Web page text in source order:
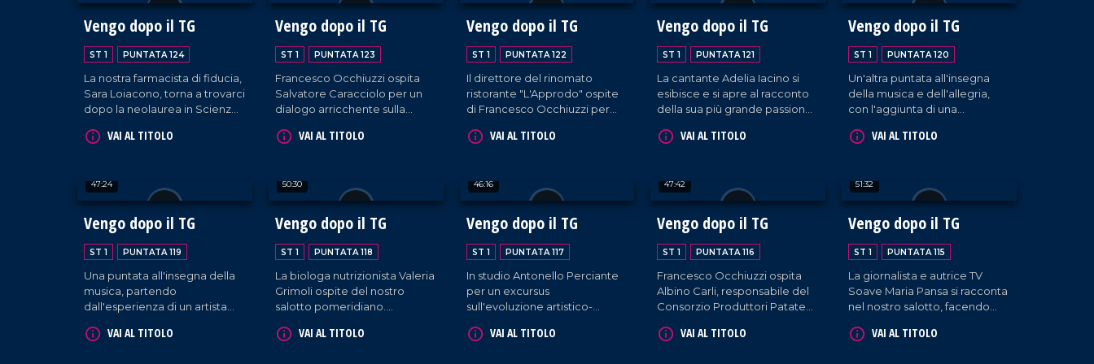
dell'editore Domenico Maduli.
Pagano. In collegamento, la
voce di RTL 102.5 Armando
Piccolillo.
casa, Francesco Occhiuzzi.
Vengo dopo il TG
ST 1 PUNTATA 124
La nostra farmacista di fiducia,
Sara Loiacono, torna a trovarci
dopo la neolaurea in Scienze
darci ulteriori consigli di salute!
dalla coppia Sorrentino-
Pagano e quelli suonati da DJ
EL Dan, il poeta della musica.
VAI AL TITOLO
Vengo dopo il TG
ST 1 PUNTATA 123
Francesco Occhiuzzi ospita
Salvatore Caracciolo per un
dialogo arricchente sulla
particolare sulla trasmissione
dall'intervento di Antonella
Grippo.
VAI AL TITOLO
Vengo dopo il TG
ST 1 PUNTATA 122
Il direttore del rinomato
ristorante "L'Approdo" ospite
di Francesco Occhiuzzi per
dell'eccellenza gastronomica
Dan e di Letizia Pagano,
questa volta accompagnata al
piano da Rosella Facciuolo.
VAI AL TITOLO
Vengo dopo il TG
ST 1 PUNTATA 121
La cantante Adelia Iacino si
esibisce e si apre al racconto
della sua più grande passione
le diverse esperienze
dalla conduzione tv e
radiofonica, al giornalismo, alla
musica.
VAI AL TITOLO
Vengo dopo il TG
ST 1 PUNTATA 120
Un'altra puntata all'insegna
della musica e dell'allegria,
con l'aggiunta di una
Franco Malizia,
sua carriera nel campo
dell'imprenditoria calabrese.
VAI AL TITOLO
47:24
Vengo dopo il TG
ST 1 PUNTATA 119
Una puntata all'insegna della
musica, partendo
dall'esperienza di un artista
musicista Santino Cardamone
VAI AL TITOLO
50:30
Vengo dopo il TG
ST 1 PUNTATA 118
La biologa nutrizionista Valeria
Grimoli ospite del nostro
salotto pomeridiano.
musicali a cura del maestro
VAI AL TITOLO
46:16
Vengo dopo il TG
ST 1 PUNTATA 117
In studio Antonello Perciante
per un excursus
sull'evoluzione artistico-
di cui è leader. Interessante
VAI AL TITOLO
47:42
Vengo dopo il TG
ST 1 PUNTATA 116
Francesco Occhiuzzi ospita
Albino Carli, responsabile del
Consorzio Produttori Patate
chiave per il successo della
VAI AL TITOLO
51:32
Vengo dopo il TG
ST 1 PUNTATA 115
La giornalista e autrice TV
Soave Maria Pansa si racconta
nel nostro salotto, facendo
cui l'ultima intervista realizzata
VAI AL TITOLO